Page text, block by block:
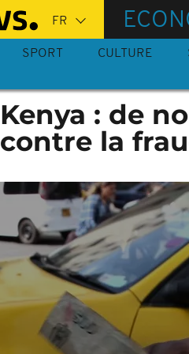
SPORT CULTURE
Kenya : de
contre la